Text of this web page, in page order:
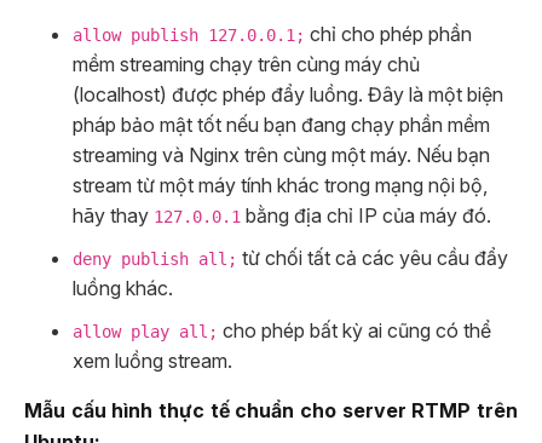
allow publish 127.0.0.1; chỉ cho phép phần
mềm streaming chạy trên cùng máy chủ
(localhost) được phép đẩy luồng. Đây là một biện
pháp bảo mật tốt nếu bạn đang chạy phần mềm
streaming và Nginx trên cùng một máy. Nếu bạn
stream từ một máy tính khác trong mạng nội bộ,
hãy thay 127.0.0.1 bằng địa chỉ IP của máy đó.
deny publish all; từ chối tất cả các yêu cầu đẩy
luồng khác.
allow play all; cho phép bất kỳ ai cũng có thể
xem luồng stream.
Mẫu cấu hình thực tế chuẩn cho server RTMP trên